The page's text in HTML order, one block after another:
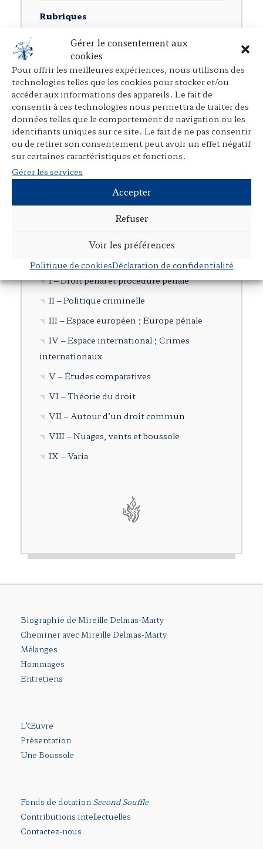
Gérer le consentement aux
cookies
Pour offrir les meilleures expériences, nous utilisons des
technologies telles que les cookies pour stocker et/ou
accéder aux informations des appareils. Le fait de
consentir à ces technologies nous permettra de traiter des
données telles que le comportement de navigation ou les
identifiants uniques sur ce site. Le fait de ne pas consentir
ou de retirer son consentement peut avoir un effet négatif
sur certaines caractéristiques et fonctions.
Gérer les services
Accepter
Refuser
Voir les préférences
Politique de cookiesDéclaration de confidentialité
Rubriques
Ouvrages individuels
Direction d’ouvrages collectifs
Participation à des ouvrages collectifs
Articles dans des revues juridiques
Avant-propos, préfaces, postfaces,
comptes rendus
Cours, colloques, conférences, tables
rondes
Tribunes et articles divers
Autres publications
Cartographie
I – Droit pénal et procédure pénale
II – Politique criminelle
III – Espace européen ; Europe pénale
IV – Espace international ; Crimes
internationaux
V – Études comparatives
VI – Théorie du droit
VII – Autour d’un droit commun
VIII – Nuages, vents et boussole
IX – Varia
Biographie de Mireille Delmas-Marty
Cheminer avec Mireille Delmas-Marty
Mélanges
Hommages
Entretiens
L’Œuvre
Présentation
Une Boussole
Fonds de dotationSecond Souffle
Contributions intellectuelles
Contactez-nous